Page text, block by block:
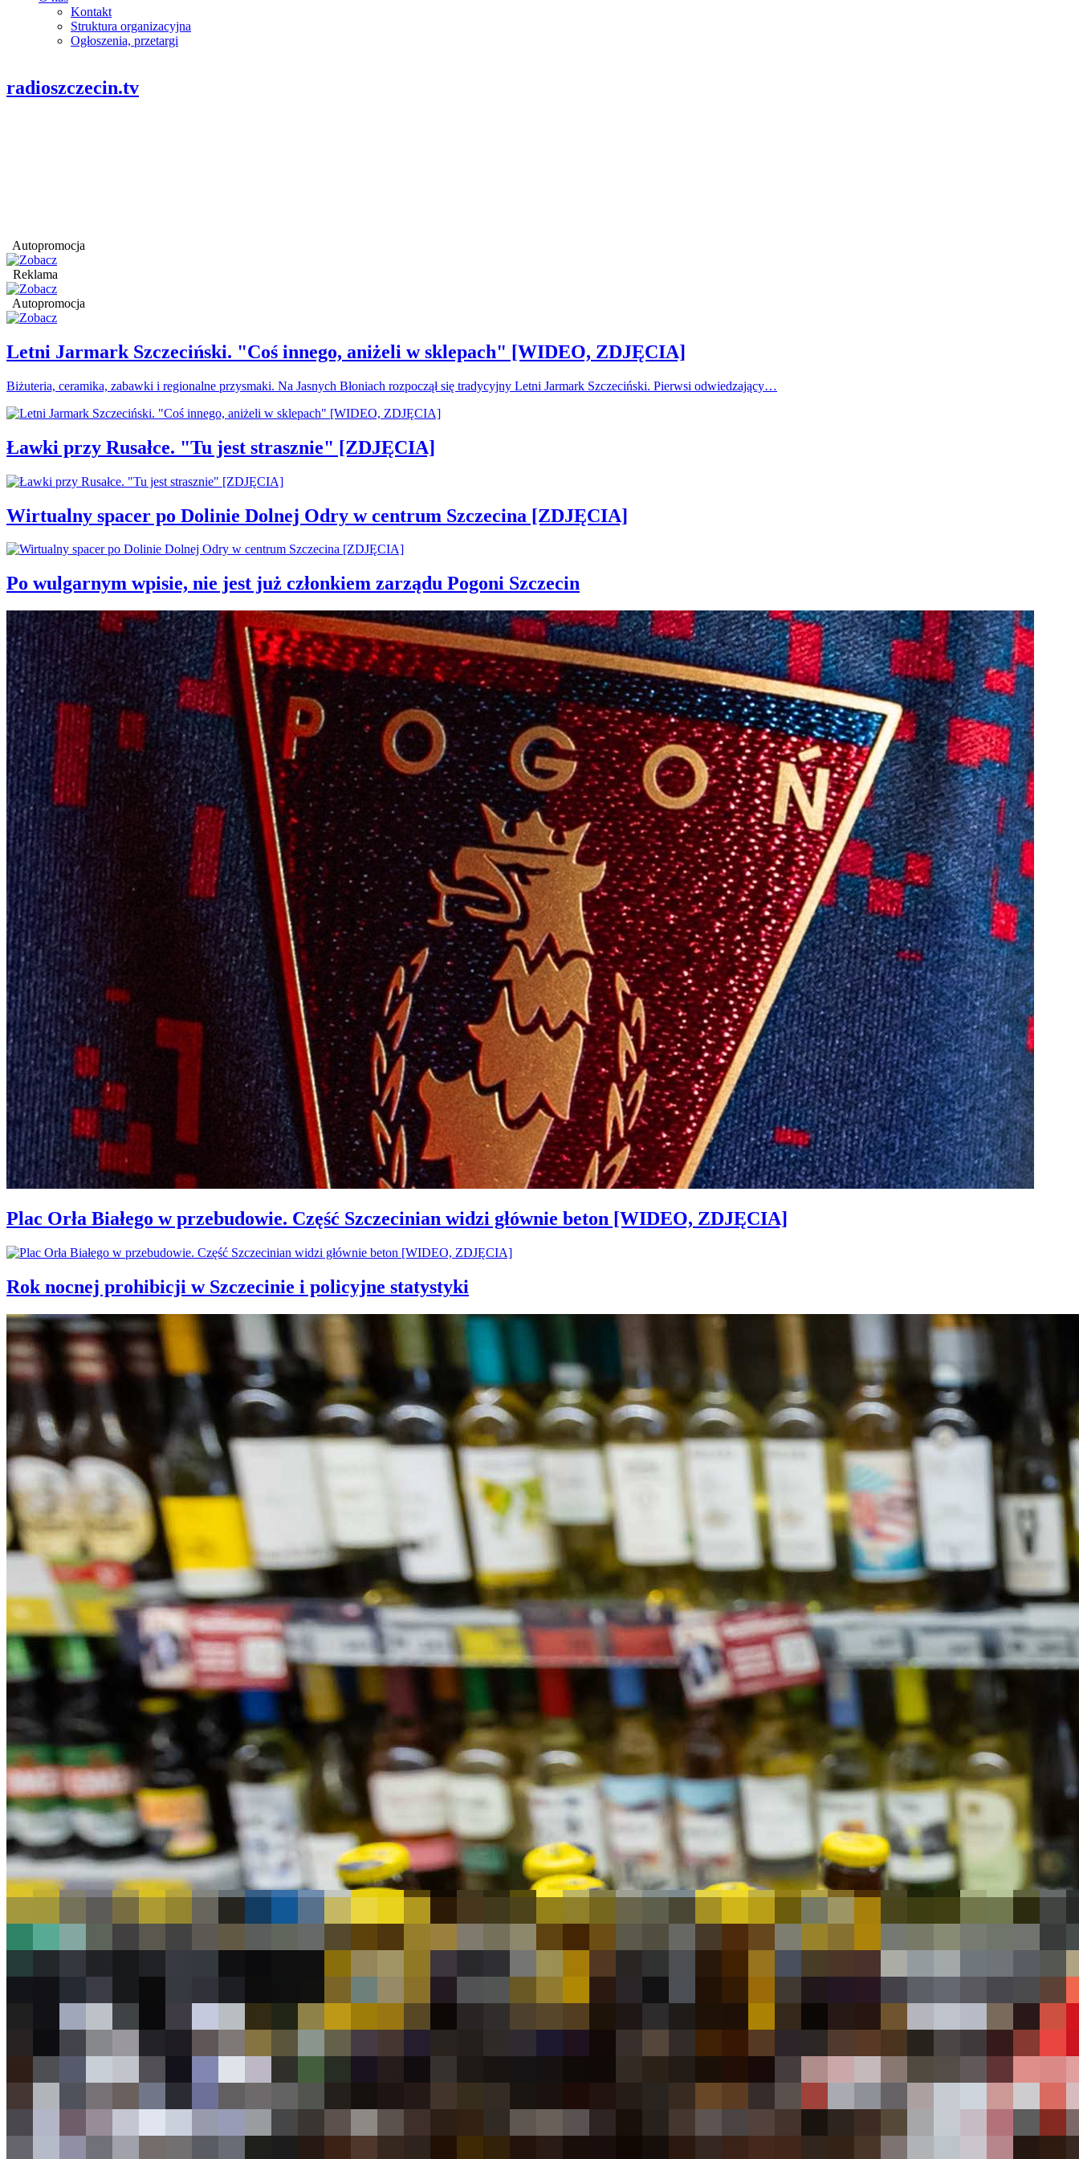
Kontakt
Struktura organizacyjna
Ogłoszenia, przetargi
radioszczecin.tv
Autopromocja
Reklama
Autopromocja
Letni Jarmark Szczeciński. "Coś innego, aniżeli w sklepach" [WIDEO, ZDJĘCIA]
Biżuteria, ceramika, zabawki i regionalne przysmaki. Na Jasnych Błoniach rozpoczął się tradycyjny Letni Jarmark Szczeciński. Pierwsi odwiedzający…
Ławki przy Rusałce. "Tu jest strasznie" [ZDJĘCIA]
Wirtualny spacer po Dolinie Dolnej Odry w centrum Szczecina [ZDJĘCIA]
Po wulgarnym wpisie, nie jest już członkiem zarządu Pogoni Szczecin
Plac Orła Białego w przebudowie. Część Szczecinian widzi głównie beton [WIDEO, ZDJĘCIA]
Rok nocnej prohibicji w Szczecinie i policyjne statystyki